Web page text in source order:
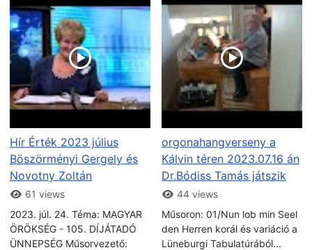
Hír Érték 2023 július
Böszörményi Gergely és
Novotny Zoltán
61 views
2023. júl. 24. Téma: MAGYAR
ÖRÖKSÉG - 105. DÍJÁTADÓ
ÜNNEPSÉG Műsorvezető:
orgonahangverseny a
Kálvin téren 2023.07.16 án
Dr.Bódiss Tamás játszik
44 views
Műsoron: 01/Nun lob min Seel
den Herren korál és variáció a
Lüneburgi Tabulatúrából...